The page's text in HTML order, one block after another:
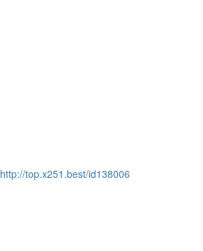
http://top.x251.best/id138006